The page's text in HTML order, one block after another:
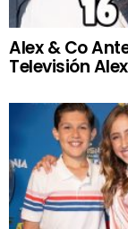
Alex & Co
Televisión